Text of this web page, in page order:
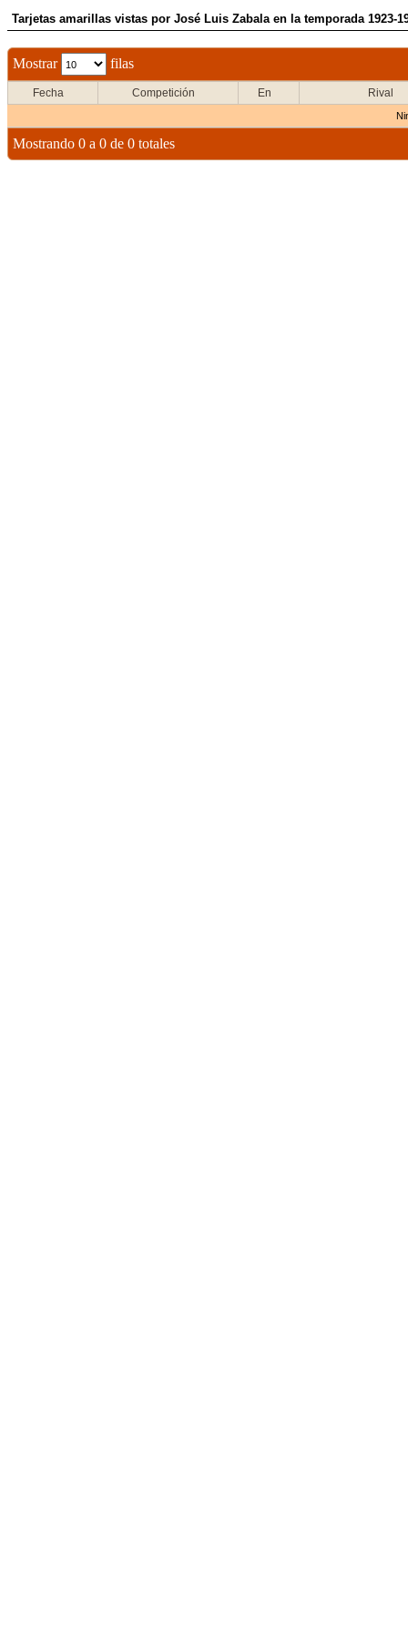
Tarjetas amarillas vistas por José Luis Zabala en la temporada 1923-
Mostrar filas
Fecha Competición En Rival
Mostrando 0 a 0 de 0 totales